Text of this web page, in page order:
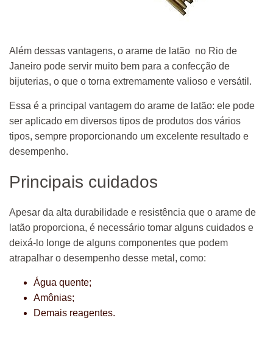
Além dessas vantagens, o arame de latão no Rio de
Janeiro pode servir muito bem para a confecção de
bijuterias, o que o torna extremamente valioso e versátil.
Essa é a principal vantagem do arame de latão: ele pode
ser aplicado em diversos tipos de produtos dos vários
tipos, sempre proporcionando um excelente resultado e
desempenho.
Principais cuidados
Apesar da alta durabilidade e resistência que o arame de
latão proporciona, é necessário tomar alguns cuidados e
deixá-lo longe de alguns componentes que podem
atrapalhar o desempenho desse metal, como:
Água quente;
Amônias;
Demais reagentes.